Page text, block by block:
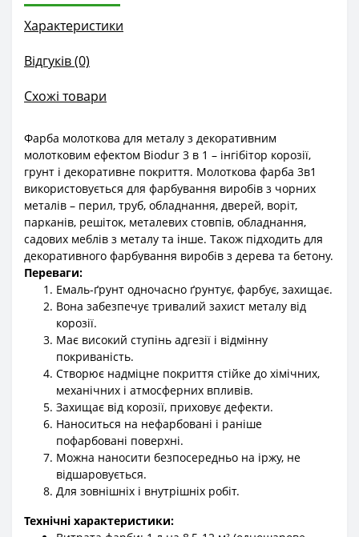
Характеристики
Відгуків (0)
Схожі товари
Фарба молоткова для металу з декоративним
молотковим ефектом Biodur 3 в 1 – інгібітор корозії,
грунт і декоративне покриття. Молоткова фарба 3в1
використовується для фарбування виробів з чорних
металів – перил, труб, обладнання, дверей, воріт,
парканів, решіток, металевих стовпів, обладнання,
садових меблів з металу та інше. Також підходить для
декоративного фарбування виробів з дерева та бетону.
Переваги:
Емаль-ґрунт одночасно ґрунтує, фарбує, захищає.
Вона забезпечує тривалий захист металу від
корозії.
Має високий ступінь адгезії і відмінну
покриваність.
Створює надміцне покриття стійке до хімічних,
механічних і атмосферних впливів.
Захищає від корозії, приховує дефекти.
Наноситься на нефарбовані і раніше
пофарбовані поверхні.
Можна наносити безпосередньо на іржу, не
відшаровується.
Для зовнішніх і внутрішніх робіт.
Технічні характеристики: